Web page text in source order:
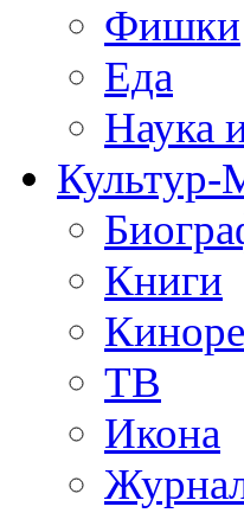
Фишки
Еда
Наука
Культур-
Книги
ТВ
Икона